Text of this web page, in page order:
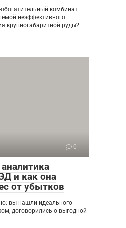
комбинат
неэффективного
крупногабаритной руды?
0
и как она
от убытков
вы нашли идеального
договорились о выгодной